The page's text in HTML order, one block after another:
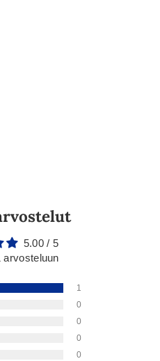
5.00 / 5
arvosteluun
1
0
0
0
0